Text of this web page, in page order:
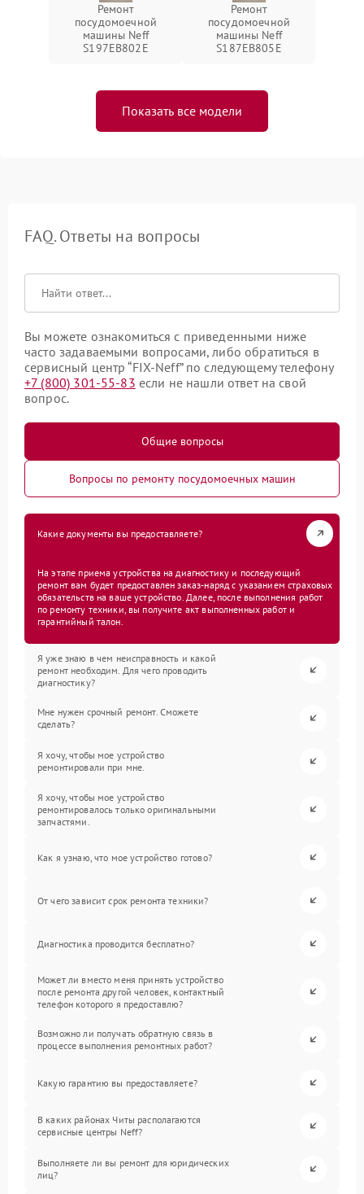
Ремонт
посудомоечной
машины Neff
S197EB802E
Ремонт
посудомоечной
машины Neff
S187EB805E
Показать все модели
FAQ. Ответы на вопросы
Вы можете ознакомиться с приведенными ниже
часто задаваемыми вопросами, либо обратиться в
сервисный центр “FIX-Neff” по следующему телефону
+7 (800) 301-55-83 если не нашли ответ на свой
вопрос.
Общие вопросы
Вопросы по ремонту посудомоечных машин
Какие документы вы предоставляете?
На этапе приема устройства на диагностику и последующий
ремонт вам будет предоставлен заказ-наряд с указанием страховых
обязательств на ваше устройство. Далее, после выполнения работ
по ремонту техники, вы получите акт выполненных работ и
гарантийный талон.
Я уже знаю в чем неисправность и какой
ремонт необходим. Для чего проводить
диагностику?
Мне нужен срочный ремонт. Сможете
сделать?
Я хочу, чтобы мое устройство
ремонтировали при мне.
Я хочу, чтобы мое устройство
ремонтировалось только оригинальными
запчастями.
Как я узнаю, что мое устройство готово?
От чего зависит срок ремонта техники?
Диагностика проводится бесплатно?
Может ли вместо меня принять устройство
после ремонта другой человек, контактный
телефон которого я предоставлю?
Возможно ли получать обратную связь в
процессе выполнения ремонтных работ?
Какую гарантию вы предоставляете?
В каких районах Читы располагаются
сервисные центры Neff?
Выполняете ли вы ремонт для юридических
лиц?